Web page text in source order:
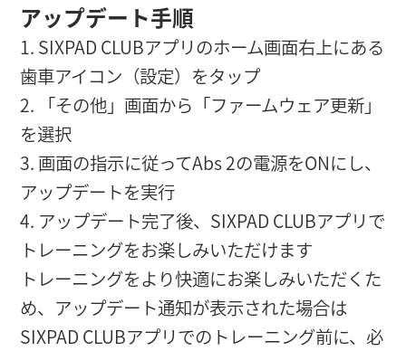
アップデート手順
1. SIXPAD CLUBアプリのホーム画面右上にある
歯車アイコン（設定）をタップ
2. 「その他」画面から「ファームウェア更新」
を選択
3. 画面の指示に従ってAbs 2の電源をONにし、
アップデートを実行
4. アップデート完了後、SIXPAD CLUBアプリで
トレーニングをお楽しみいただけます
トレーニングをより快適にお楽しみいただくた
め、アップデート通知が表示された場合は
SIXPAD CLUBアプリでのトレーニング前に、必